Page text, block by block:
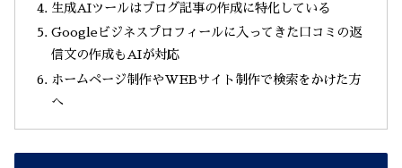
生成AIツールはブログ記事の作成に特化している
Googleビジネスプロフィールに入ってきた口コミの返
信文の作成もAIが対応
ホームページ制作やWEBサイト制作で検索をかけた方
へ